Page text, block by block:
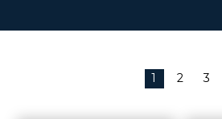
1 2 3